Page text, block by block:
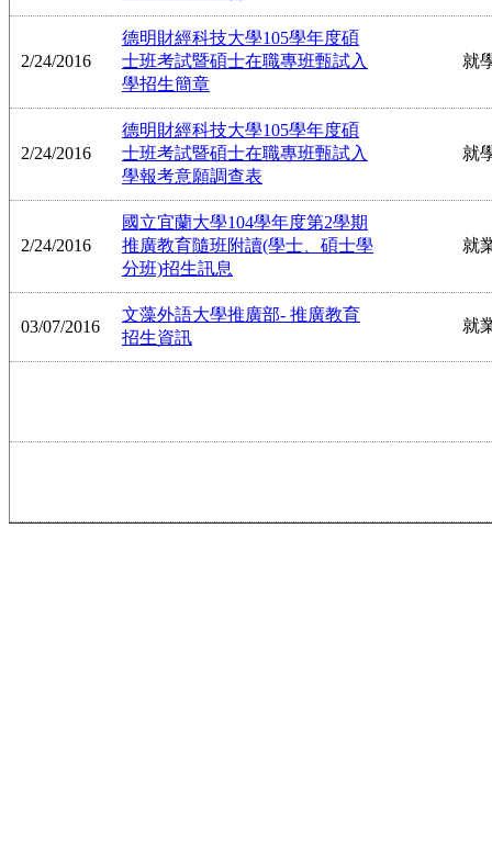
2/24/2016
德明財經科技大學105學年度碩
士班考試暨碩士在職專班甄試入
學招生簡章
就
2/24/2016
德明財經科技大學105學年度碩
士班考試暨碩士在職專班甄試入
學報考意願調查表
就
2/24/2016
國立宜蘭大學104學年度第2學期
推廣教育隨班附讀(學士、碩士學
分班)招生訊息
就
03/07/2016
文藻外語大學推廣部- 推廣教育
招生資訊
就